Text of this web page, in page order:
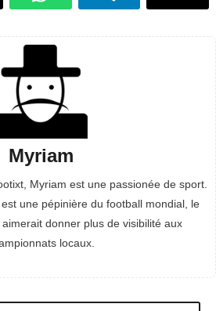
Myriam
Myriam est une passionée de sport.
une pépinière du football mondial, le
donner plus de visibilité aux
locaux.